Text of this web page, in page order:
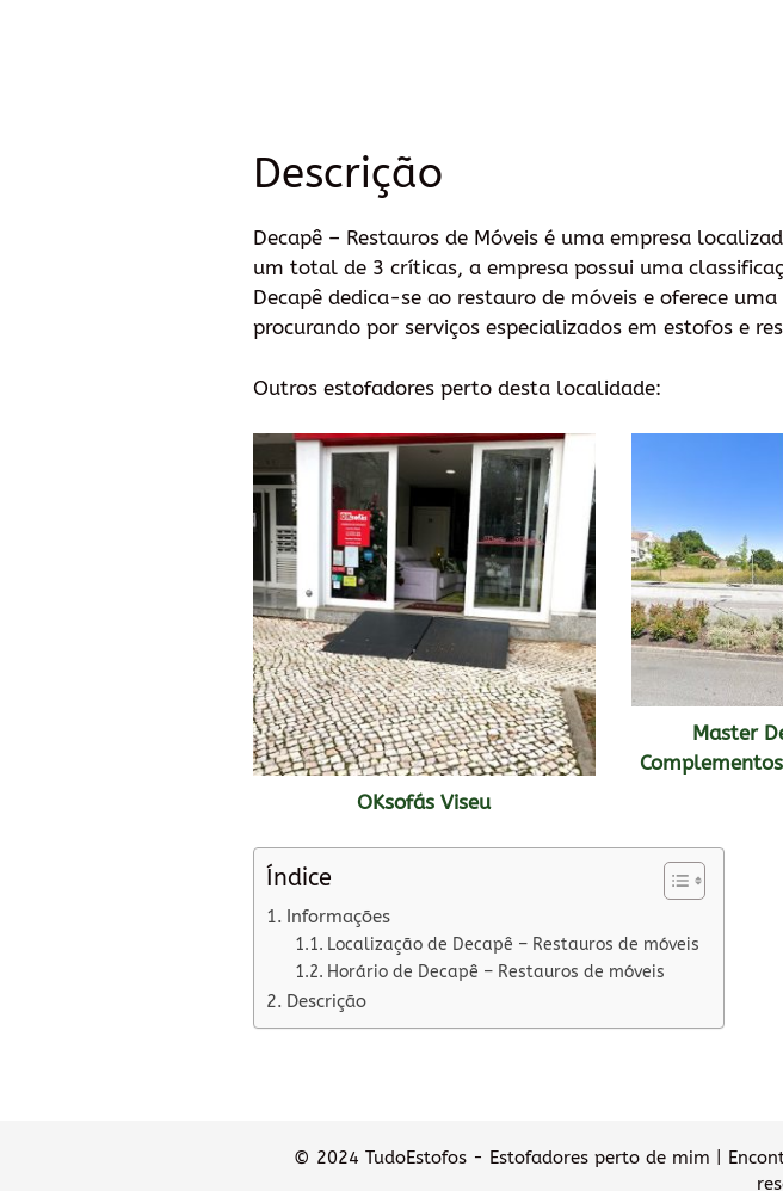
Descrição
Decapê – Restauros de Móveis é uma empresa
um total de 3 críticas, a empresa possui uma
Decapê dedica-se ao restauro de móveis e oferece
procurando por serviços especializados em estofos e
Outros estofadores perto desta localidade:
OKsofás Viseu
Master
Índice
Informações
Localização de Decapê – Restauros de móveis
Horário de Decapê – Restauros de móveis
Descrição
© 2024 TudoEstofos - Estofadores perto de mim |